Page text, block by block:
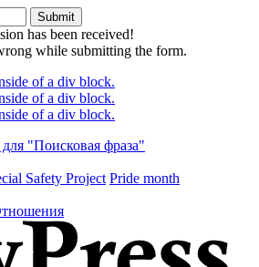
has been received!
while submitting the form.
of a div block.
of a div block.
of a div block.
для "Поисковая фраза"
Safety Project Pride month